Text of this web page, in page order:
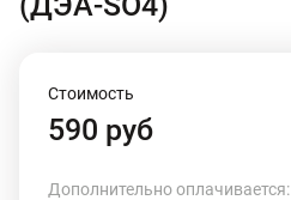
Стоимость
590 руб
Дополнительно оплачивается: